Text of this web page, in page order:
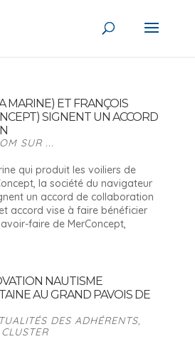
MARINE) ET FRANÇOIS
SIGNENT UN ACCORD
SUR ...
qui produit les voiliers de
la société du navigateur
un accord de collaboration
accord vise à faire bénéficier
faire de MerConcept,
NAUTISME
AU GRAND PAVOIS DE
DES ADHÉRENTS,